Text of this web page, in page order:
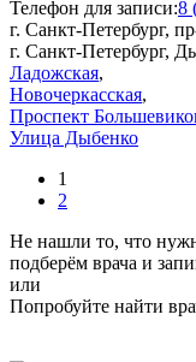
Телефон для записи:8
г. Санкт-Петербург,
г. Санкт-Петербург,
Ладожская,
Новочеркасская,
Проспект
Улица Дыбенко
1
2
Не нашли то, что
подберём врача и
или
Попробуйте найти